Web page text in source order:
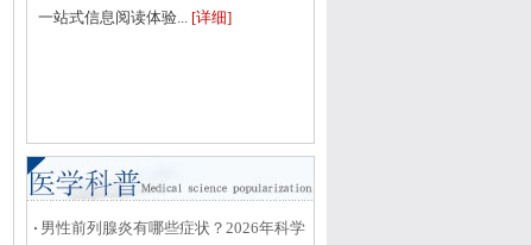
一站式信息阅读体验...
[详细]
男性前列腺炎有哪些症状？2026年科学